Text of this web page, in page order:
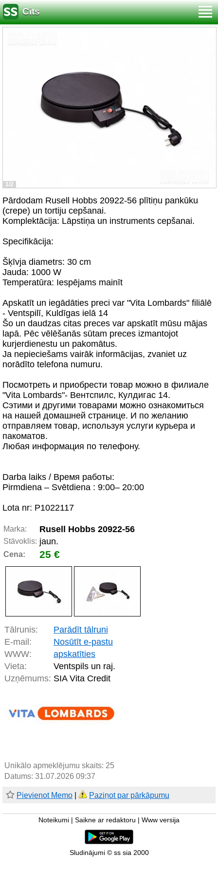
Cits
1/2
Pārdodam Rusell Hobbs 20922-56 plītiņu pankūku
(crepe) un tortiju cepšanai.
Komplektācija: Lāpstiņa un instruments cepšanai.
Specifikācija:
Šķīvja diametrs: 30 cm
Jauda: 1000 W
Temperatūra: Iespējams mainīt
Apskatīt un iegādāties preci var "Vita Lombards" filiālē
- Ventspilī, Kuldīgas ielā 14
Šo un daudzas citas preces var apskatīt mūsu mājas
lapā. Pēc vēlēšanās sūtam preces izmantojot
kurjerdienestu un pakomātus.
Ja nepieciešams vairāk informācijas, zvaniet uz
norādīto telefona numuru.
Посмотреть и приобрести товар можно в филиале
"Vita Lombards"- Вентспилс, Кулдигас 14.
Сэтими и другими товарами можно ознакомиться
на нашей домашней странице. И по желанию
отправляем товар, используя услуги курьера и
пакоматов.
Любая информация по телефону.
Darba laiks / Время работы:
Pirmdiena – Svētdiena : 9:00– 20:00
Lota nr: P1022117
Marka: Rusell Hobbs 20922-56
Stāvoklis: jaun.
Cena: 25 €
Tālrunis:
Parādīt tālruni
E-mail:
Nosūtīt e-pastu
WWW:
apskatīties
Vieta:
Ventspils un raj.
Uzņēmums: SIA Vita Credit
Unikālo apmeklējumu skaits: 25
Datums: 31.07.2026 09:37
Pievienot Memo Paziņot par pārkāpumu
Noteikumi Saikne ar redaktoru Www versija
Sludinājumi © ss sia 2000